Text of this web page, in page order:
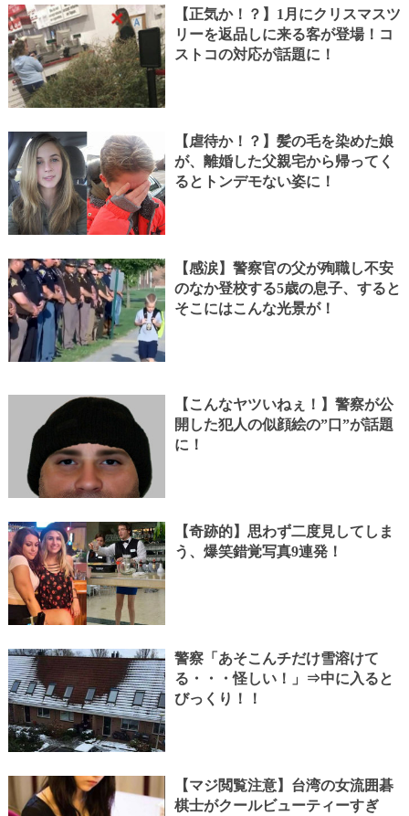
【正気か！？】1月にクリスマスツ
リーを返品しに来る客が登場！コ
ストコの対応が話題に！
【虐待か！？】髪の毛を染めた娘
が、離婚した父親宅から帰ってく
るとトンデモない姿に！
【感涙】警察官の父が殉職し不安
のなか登校する5歳の息子、すると
そこにはこんな光景が！
【こんなヤツいねぇ！】警察が公
開した犯人の似顔絵の”口”が話題
に！
【奇跡的】思わず二度見してしま
う、爆笑錯覚写真9連発！
警察「あそこんチだけ雪溶けて
る・・・怪しい！」⇒中に入ると
びっくり！！
【マジ閲覧注意】台湾の女流囲碁
棋士がクールビューティーすぎ